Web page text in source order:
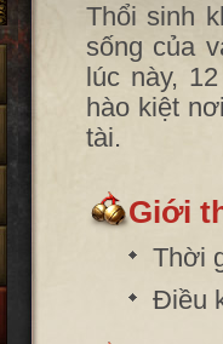
Thổi sinh
sống của
lúc này,
hào kiệt
tài.
Giới
Thời
Điều